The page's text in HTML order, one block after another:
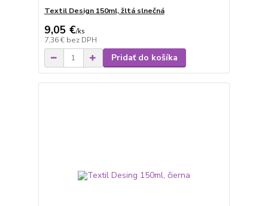
Textil Design 150ml, žltá slnečná
9,05 €/ks
7,36 € bez DPH
Pridať do košíka